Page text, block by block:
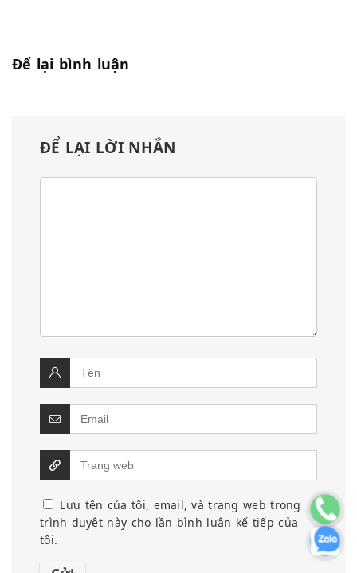
Để lại bình luận
ĐỂ LẠI LỜI NHẮN
Lưu tên của tôi, email, và trang web trong
trình duyệt này cho lần bình luận kế tiếp của
tôi.